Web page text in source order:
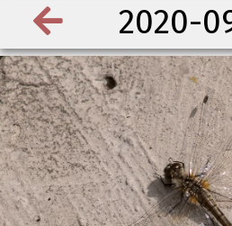
2020-